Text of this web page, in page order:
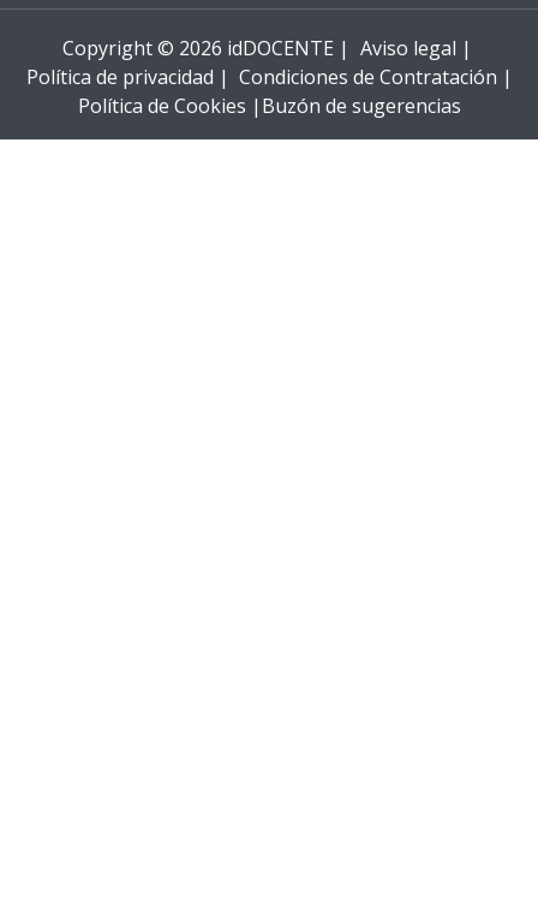
Copyright © 2026 idDOCENTE | Aviso legal |
Política de privacidad | Condiciones de Contratación |
Política de Cookies | Buzón de sugerencias